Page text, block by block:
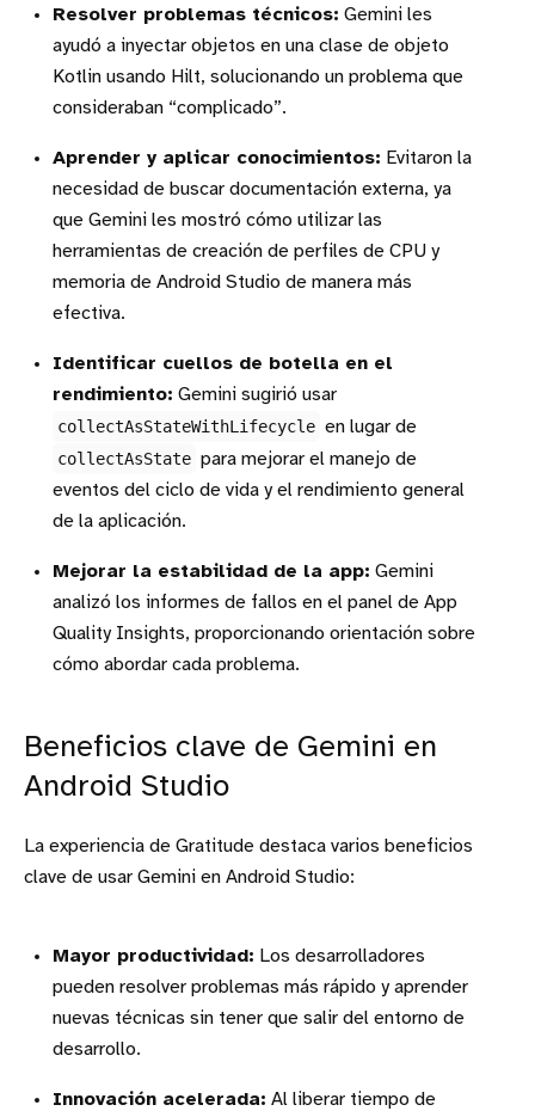
Resolver problemas técnicos: Gemini les
ayudó a inyectar objetos en una clase de objeto
Kotlin usando Hilt, solucionando un problema que
consideraban “complicado”.
Aprender y aplicar conocimientos: Evitaron la
necesidad de buscar documentación externa, ya
que Gemini les mostró cómo utilizar las
herramientas de creación de perfiles de CPU y
memoria de Android Studio de manera más
efectiva.
Identificar cuellos de botella en el
rendimiento: Gemini sugirió usar
collectAsStateWithLifecycle en lugar de
collectAsState para mejorar el manejo de
eventos del ciclo de vida y el rendimiento general
de la aplicación.
Mejorar la estabilidad de la app: Gemini
analizó los informes de fallos en el panel de App
Quality Insights, proporcionando orientación sobre
cómo abordar cada problema.
Beneficios clave de Gemini en
Android Studio
La experiencia de Gratitude destaca varios beneficios
clave de usar Gemini en Android Studio:
Mayor productividad: Los desarrolladores
pueden resolver problemas más rápido y aprender
nuevas técnicas sin tener que salir del entorno de
desarrollo.
Innovación acelerada: Al liberar tiempo de